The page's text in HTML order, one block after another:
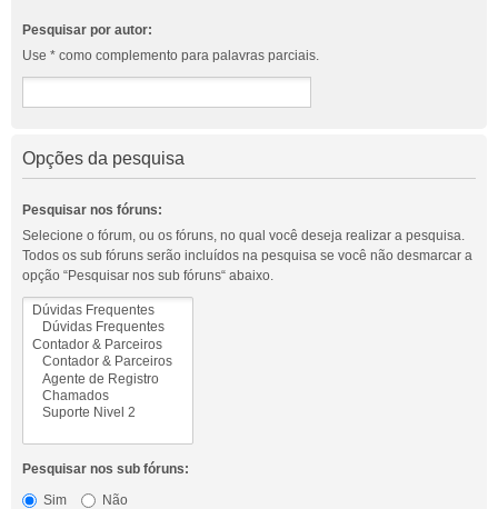
Pesquisar por autor:
Use * como complemento para palavras parciais.
Opções da pesquisa
Pesquisar nos fóruns:
Selecione o fórum, ou os fóruns, no qual você deseja realizar a pesquisa.
Todos os sub fóruns serão incluídos na pesquisa se você não desmarcar a
opção “Pesquisar nos sub fóruns“ abaixo.
Pesquisar nos sub fóruns:
Sim
Não